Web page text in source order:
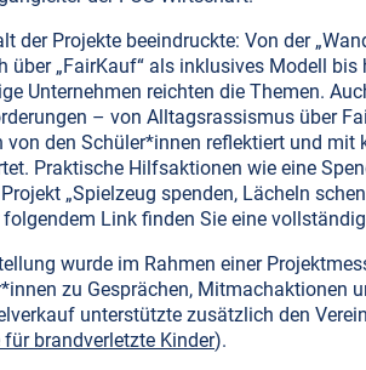
der Projekte beeindruckte: Von der
über „FairKauf“ als inklusives Modell
Unternehmen reichten die Themen.
– von Alltagsrassismus über
von den Schüler*innen reflektiert und mit
Praktische Hilfsaktionen wie eine
„Spielzeug spenden, Lächeln
folgendem Link finden Sie eine
wurde im Rahmen einer
zu Gesprächen, Mitmachaktionen
unterstützte zusätzlich den
brandverletzte Kinder).